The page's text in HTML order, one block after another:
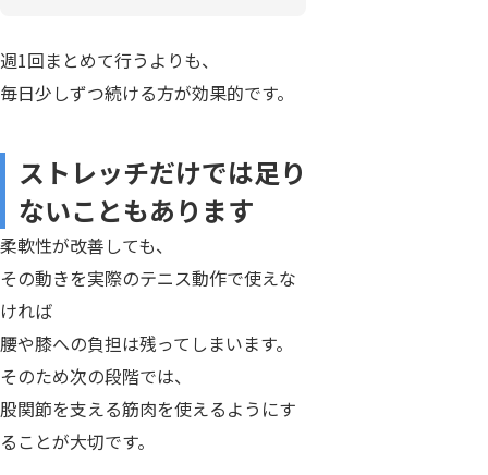
週1回まとめて行うよりも、
毎日少しずつ続ける方が効果的です。
ストレッチだけでは足り
ないこともあります
柔軟性が改善しても、
その動きを実際のテニス動作で使えな
ければ
腰や膝への負担は残ってしまいます。
そのため次の段階では、
股関節を支える筋肉を使えるようにす
ることが大切です。